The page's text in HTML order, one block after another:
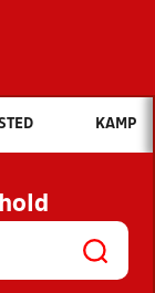
du søge efter?
NYHEDER
OG
KAMP